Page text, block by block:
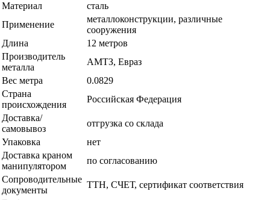
Материал
сталь
Применение
металлоконструкции, различные
сооружения
Длина
12 метров
Производитель
металла
АМТЗ, Евраз
Вес метра
0.0829
Страна
происхождения
Российская Федерация
Доставка/
самовывоз
отгрузка со склада
Упаковка
нет
Доставка краном
манипулятором
по согласованию
Сопроводительные
документы
ТТН, СЧЕТ, сертификат соответствия